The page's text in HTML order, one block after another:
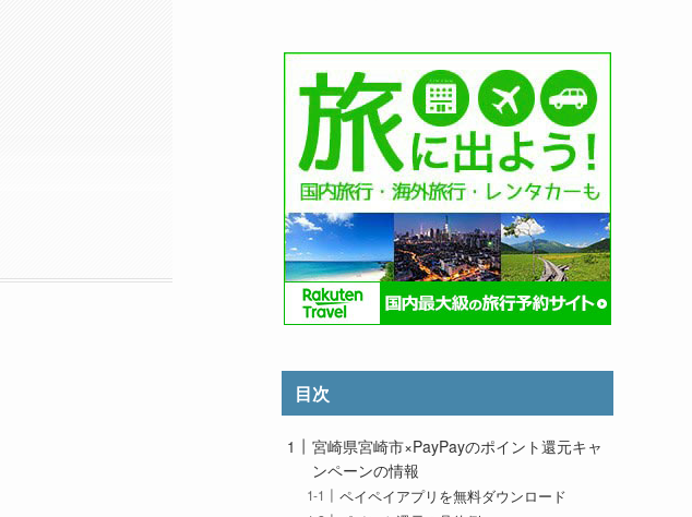
目次
宮崎県宮崎市×PayPayのポイント還元キャ
ンペーンの情報
ペイペイアプリを無料ダウンロード